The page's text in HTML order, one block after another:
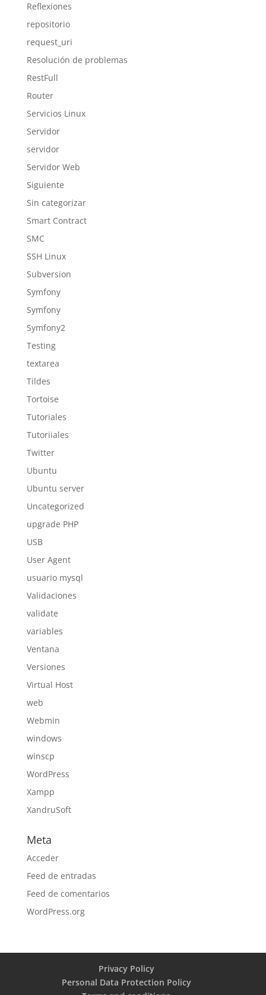
Reflexiones
repositorio
request_uri
Resolución de problemas
RestFull
Router
Servicios Linux
Servidor
servidor
Servidor Web
Siguiente
Sin categorizar
Smart Contract
SMC
SSH Linux
Subversion
Symfony
Symfony
Symfony2
Testing
textarea
Tildes
Tortoise
Tutoriales
Tutoriiales
Twitter
Ubuntu
Ubuntu server
Uncategorized
upgrade PHP
USB
User Agent
usuario mysql
Validaciones
validate
variables
Ventana
Versiones
Virtual Host
web
Webmin
windows
winscp
WordPress
Xampp
XandruSoft
Meta
Acceder
Feed de entradas
Feed de comentarios
WordPress.org
Privacy Policy
Personal Data Protection Policy